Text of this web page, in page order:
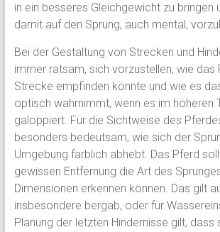
in ein besseres Gleichgewicht zu bringen
damit auf den Sprung, auch mental,
Bei der Gestaltung von Strecken und
immer ratsam, sich vorzustellen, wie das
Strecke empfinden könnte und wie es
optisch wahrnimmt, wenn es im höheren
galoppiert. Für die Sichtweise des
besonders bedeutsam, wie sich der
Umgebung farblich abhebt. Das Pferd
gewissen Entfernung die Art des
Dimensionen erkennen können. Das gilt
insbesondere bergab, oder für
Planung der letzten Hindernisse gilt, dass